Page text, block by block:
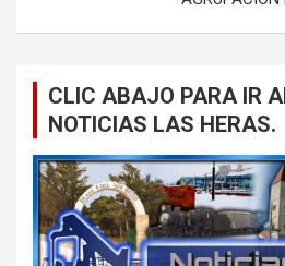
CLIC ABAJO PARA IR
NOTICIAS LAS HERAS.